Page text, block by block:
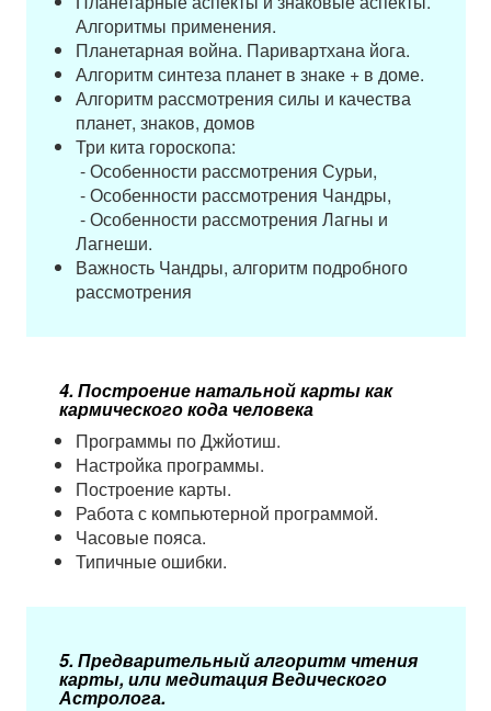
Алгоритмы применения.
Планетарная война. Паривартхана йога.
Алгоритм синтеза планет в знаке + в доме.
Алгоритм рассмотрения силы и качества
планет, знаков, домов
Три кита гороскопа:
- Особенности рассмотрения Сурьи,
- Особенности рассмотрения Чандры,
- Особенности рассмотрения Лагны и
Лагнеши.
Важность Чандры, алгоритм подробного
рассмотрения
4.​ Построение натальной карты как
кармического кода человека
Программы по Джйотиш.
Настройка программы.
Построение карты.
Работа с компьютерной программой.
Часовые пояса.
Типичные ошибки.
5.​ Предварительный алгоритм чтения
карты, или медитация Ведического
Астролога.